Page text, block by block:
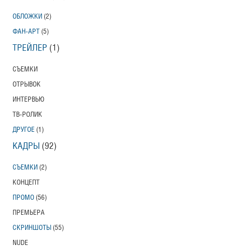
ОБЛОЖКИ (2)
ФАН-АРТ (5)
ТРЕЙЛЕР (1)
СЪЕМКИ
ОТРЫВОК
ИНТЕРВЬЮ
ТВ-РОЛИК
ДРУГОЕ (1)
КАДРЫ (92)
СЪЕМКИ (2)
КОНЦЕПТ
ПРОМО (56)
ПРЕМЬЕРА
СКРИНШОТЫ (55)
NUDE